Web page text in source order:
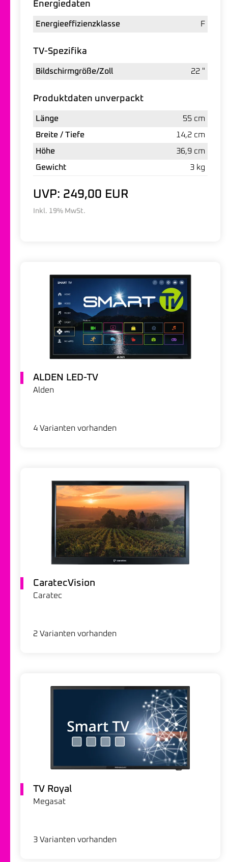
Energiedaten
Energieeffizienzklasse F
TV-Spezifika
Bildschirmgröße/Zoll 22 "
Produktdaten unverpackt
Länge
55 cm
Breite / Tiefe
14,2 cm
Höhe
36,9 cm
Gewicht
3 kg
UVP: 249,00 EUR
Inkl. 19% MwSt.
ALDEN LED-TV
Alden
4 Varianten vorhanden
CaratecVision
Caratec
2 Varianten vorhanden
TV Royal
Megasat
3 Varianten vorhanden